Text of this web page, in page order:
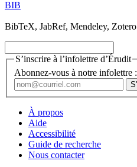
BIB
BibTeX, JabRef, Mendeley, Zotero
S’inscrire à l’infolettre d’Érudit
Abonnez-vous à notre infolettre :
À propos
Aide
Accessibilité
Guide de recherche
Nous contacter